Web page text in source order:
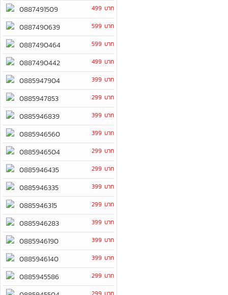
0887491509 499 บาท
0887490639 599 บาท
0887490464 599 บาท
0887490442 499 บาท
0885947904 399 บาท
0885947853 299 บาท
0885946839 399 บาท
0885946560 399 บาท
0885946504 299 บาท
0885946435 299 บาท
0885946335 399 บาท
0885946315 299 บาท
0885946283 399 บาท
0885946190 399 บาท
0885946140 399 บาท
0885945586 299 บาท